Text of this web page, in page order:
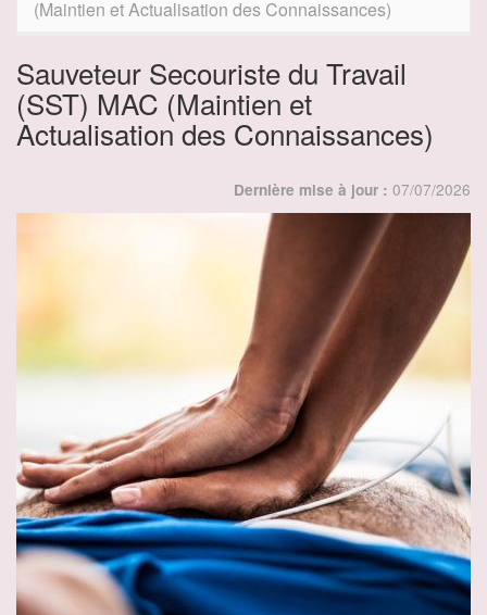
(Maintien et Actualisation des Connaissances)
Sauveteur Secouriste du Travail
(SST) MAC (Maintien et
Actualisation des Connaissances)
Dernière mise à jour : 07/07/2026